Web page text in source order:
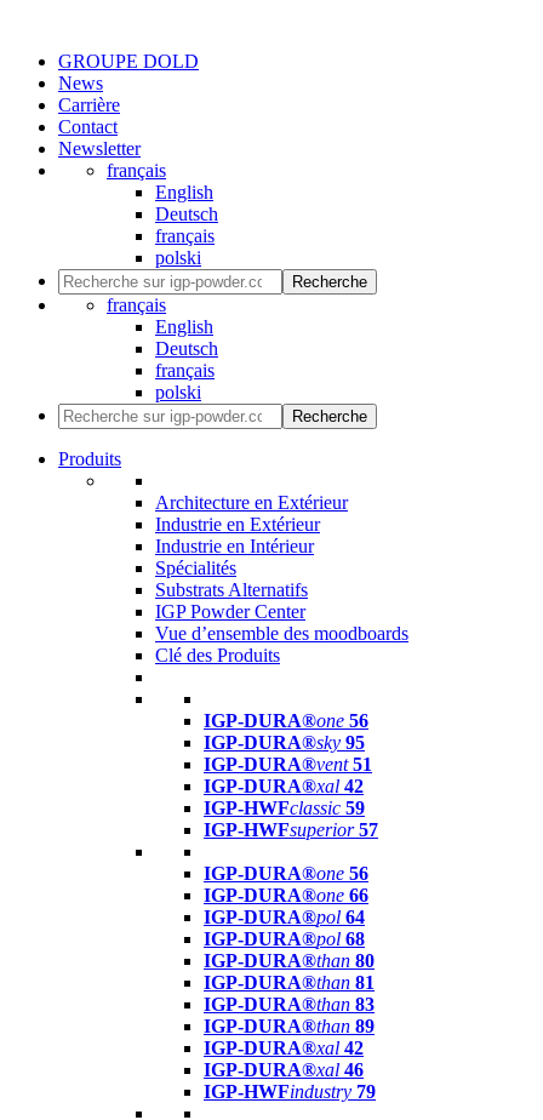
GROUPE DOLD
News
Carrière
Contact
Newsletter
français
English
Deutsch
français
polski
Recherche
français
English
Deutsch
français
polski
Recherche
Produits
Architecture en Extérieur
Industrie en Extérieur
Industrie en Intérieur
Spécialités
Substrats Alternatifs
IGP Powder Center
Vue d’ensemble des moodboards
Clé des Produits
IGP-DURA®one 56
IGP-DURA®sky 95
IGP-DURA®vent 51
IGP-DURA®xal 42
IGP-HWFclassic 59
IGP-HWFsuperior 57
IGP-DURA®one 56
IGP-DURA®one 66
IGP-DURA®pol 64
IGP-DURA®pol 68
IGP-DURA®than 80
IGP-DURA®than 81
IGP-DURA®than 83
IGP-DURA®than 89
IGP-DURA®xal 42
IGP-DURA®xal 46
IGP-HWFindustry 79